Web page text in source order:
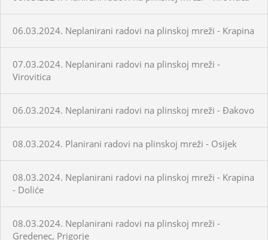
06.03.2024. Neplanirani radovi na plinskoj mreži - Krapina
07.03.2024. Neplanirani radovi na plinskoj mreži -
Virovitica
06.03.2024. Neplanirani radovi na plinskoj mreži - Đakovo
08.03.2024. Planirani radovi na plinskoj mreži - Osijek
08.03.2024. Neplanirani radovi na plinskoj mreži - Krapina
- Doliće
08.03.2024. Neplanirani radovi na plinskoj mreži -
Gredenec, Prigorje